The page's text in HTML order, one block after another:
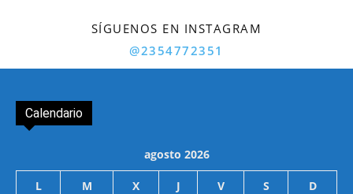
SÍGUENOS EN INSTAGRAM
@2354772351
Calendario
agosto 2026
L M X J V S D